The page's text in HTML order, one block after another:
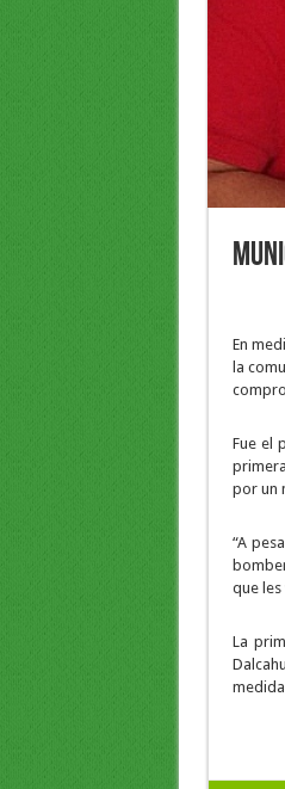
En
la
Fue el
por un
“A
que
La